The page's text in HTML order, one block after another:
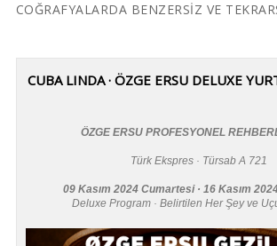
COĞRAFYALARDA BENZERSİZ VE
CUBA LINDA · ÖZGE ERSU DELUXE
ÖZGE ERSU PROFESYONEL
Türk Ekspres · Türsab A 721
09 Kasım 2024 Cumartesi · 16 Kasım
Deluxe Program · Belirtilen Her Şey ve